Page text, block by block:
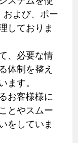
よび、ポー
しておりま
、必要な情
体制を整え
す。
お客様様に
とやスムー
をしていま